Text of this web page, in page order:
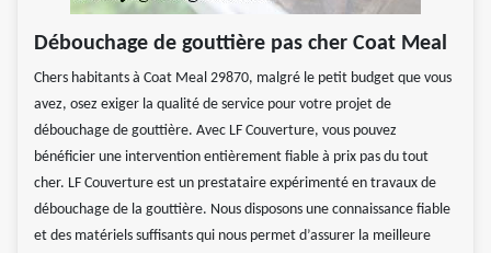
Débouchage de gouttière pas cher Coat Meal
Chers habitants à Coat Meal 29870, malgré le petit budget que vous
avez, osez exiger la qualité de service pour votre projet de
débouchage de gouttière. Avec LF Couverture, vous pouvez
bénéficier une intervention entièrement fiable à prix pas du tout
cher. LF Couverture est un prestataire expérimenté en travaux de
débouchage de la gouttière. Nous disposons une connaissance fiable
et des matériels suffisants qui nous permet d’assurer la meilleure